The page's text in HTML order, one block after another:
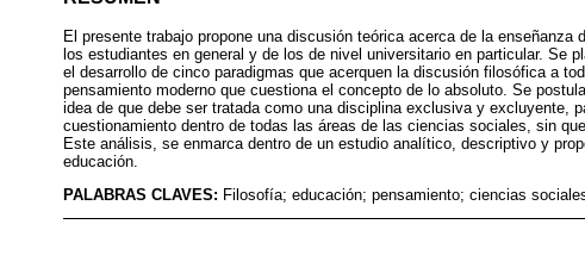
El presente trabajo propone una discusión teórica acerca de la
los estudiantes en general y de los de nivel universitario en particular. Se
el desarrollo de cinco paradigmas que acerquen la discusión filosófica a
pensamiento moderno que cuestiona el concepto de lo absoluto. Se
idea de que debe ser tratada como una disciplina exclusiva y excluyente,
cuestionamiento dentro de todas las áreas de las ciencias sociales, sin
Este análisis, se enmarca dentro de un estudio analítico, descriptivo y
educación.
PALABRAS CLAVES: Filosofía; educación; pensamiento; ciencias